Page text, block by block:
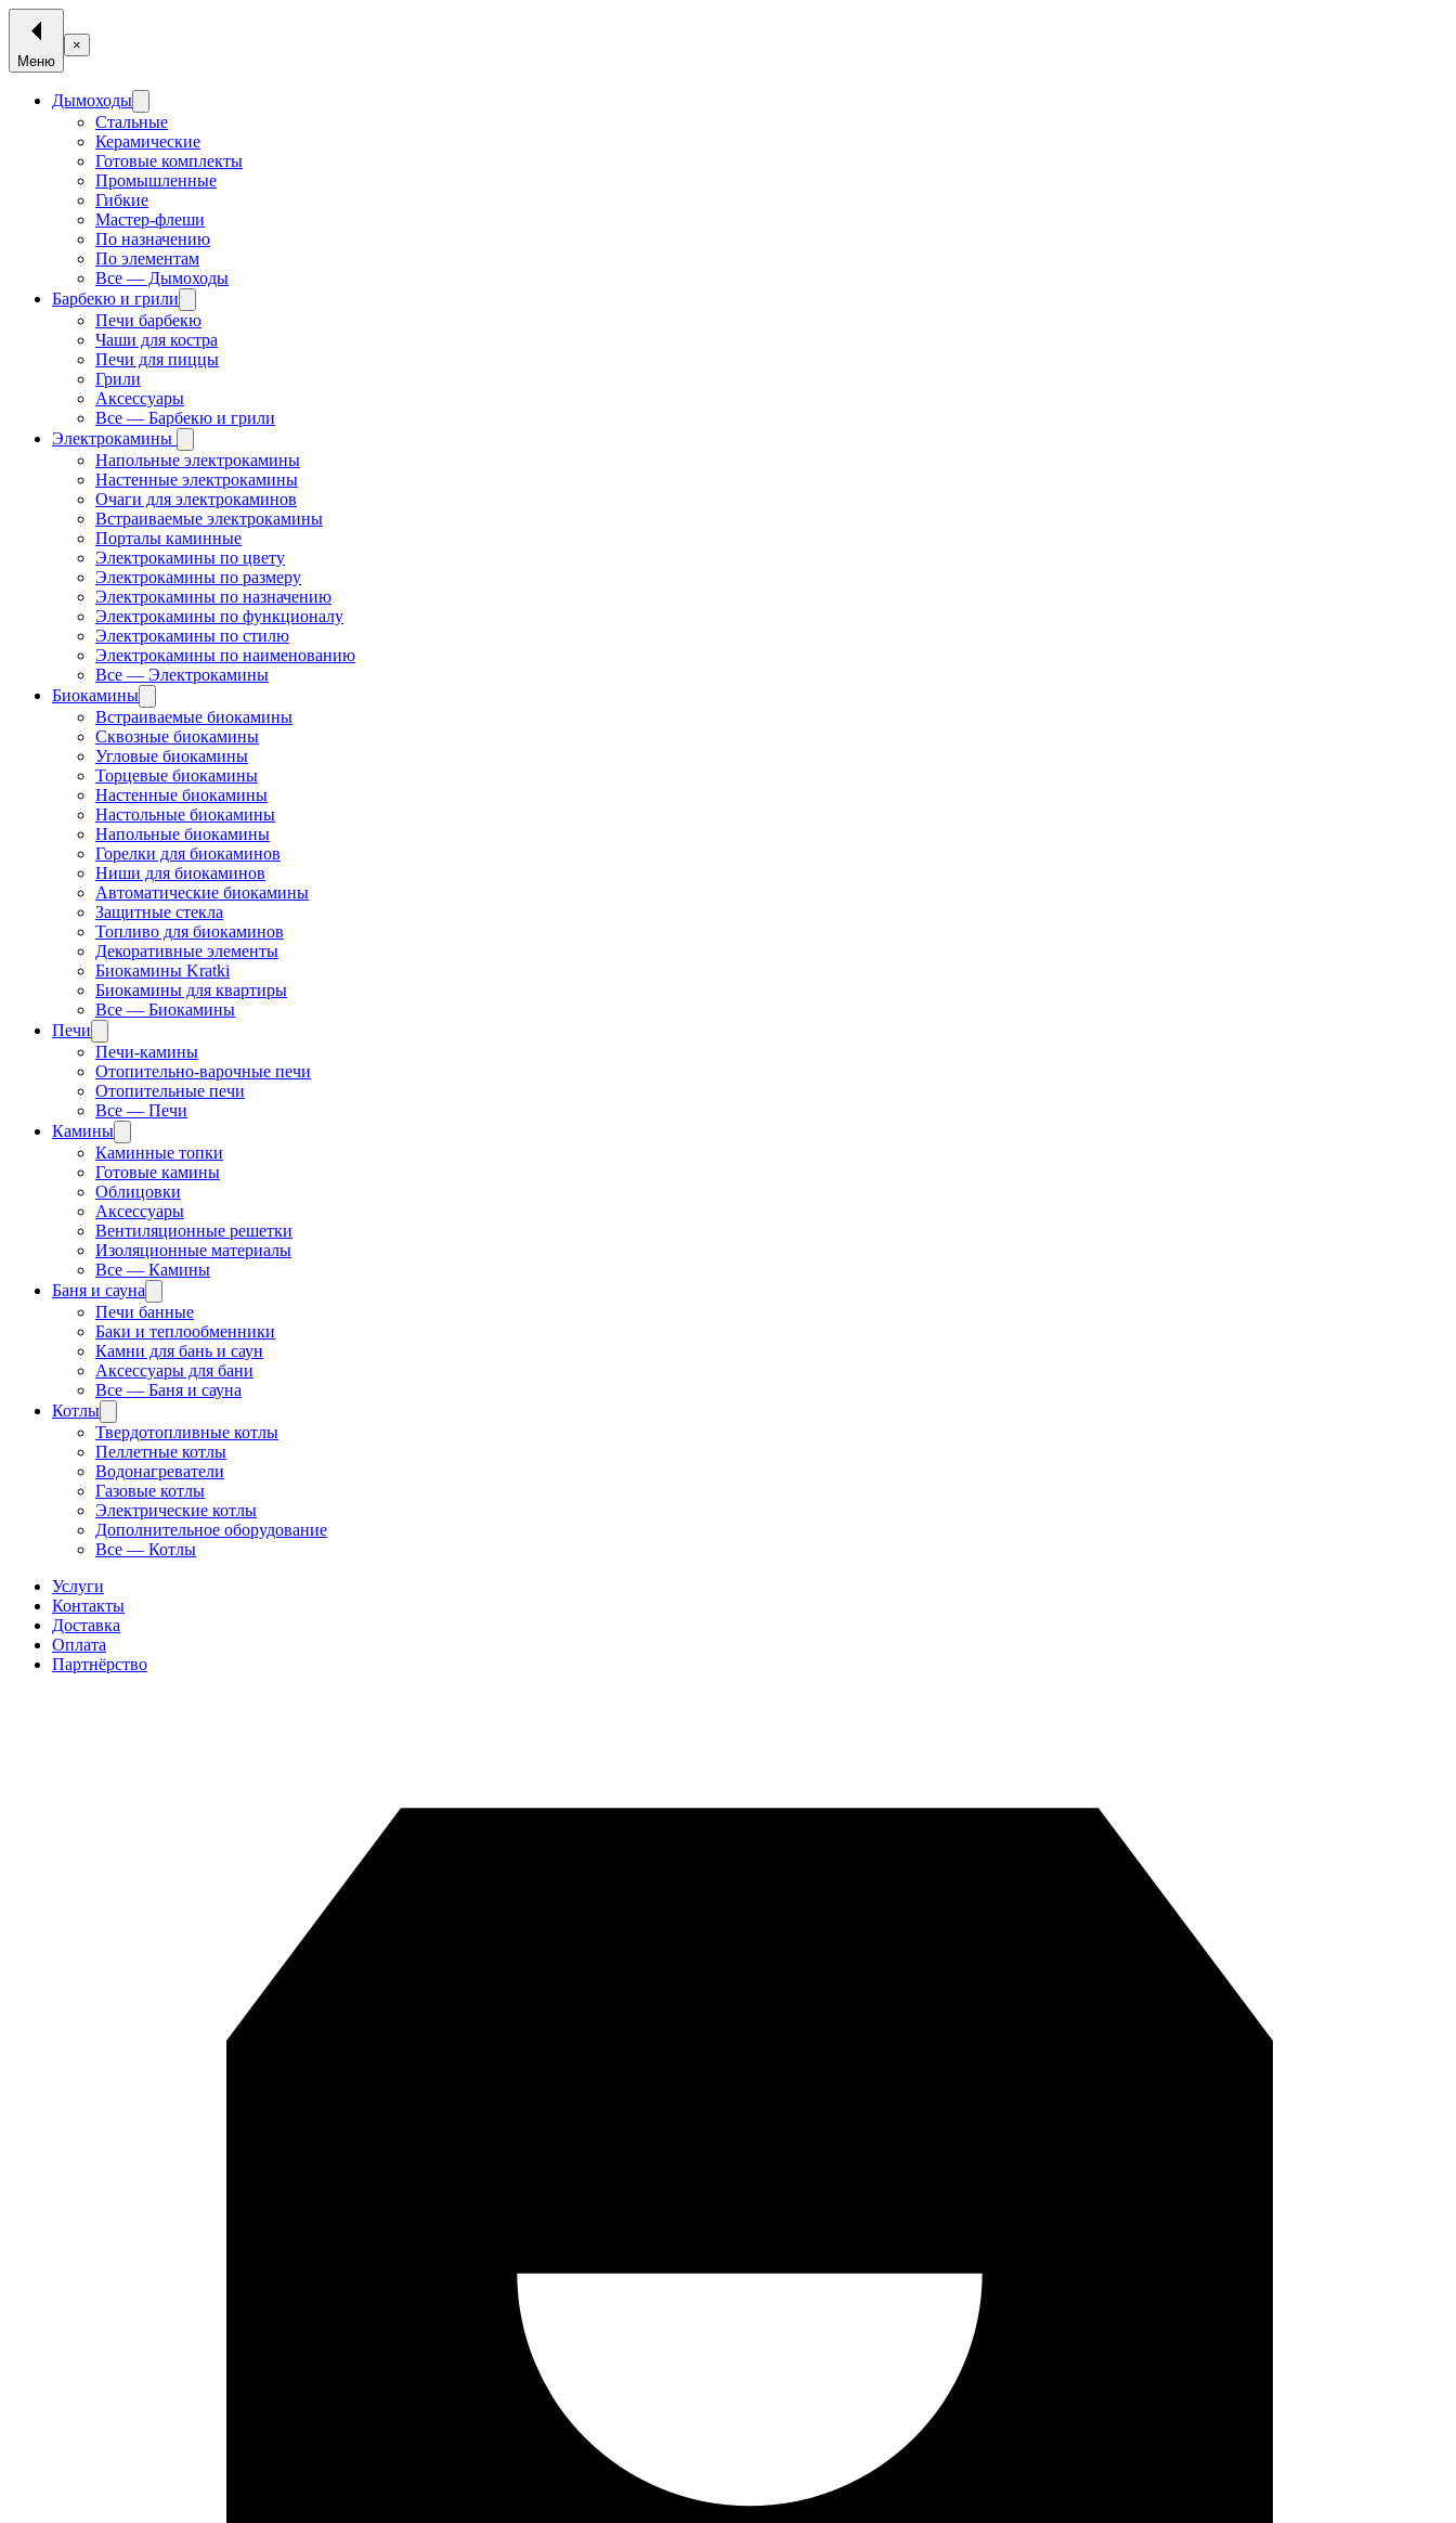
Меню
×
Дымоходы
Стальные
Керамические
Готовые комплекты
Промышленные
Гибкие
Мастер-флеши
По назначению
По элементам
Все — Дымоходы
Барбекю и грили
Печи барбекю
Чаши для костра
Печи для пиццы
Грили
Аксессуары
Все — Барбекю и грили
Электрокамины
Напольные электрокамины
Настенные электрокамины
Очаги для электрокаминов
Встраиваемые электрокамины
Порталы каминные
Электрокамины по цвету
Электрокамины по размеру
Электрокамины по назначению
Электрокамины по функционалу
Электрокамины по стилю
Электрокамины по наименованию
Все — Электрокамины
Биокамины
Встраиваемые биокамины
Сквозные биокамины
Угловые биокамины
Торцевые биокамины
Настенные биокамины
Настольные биокамины
Напольные биокамины
Горелки для биокаминов
Ниши для биокаминов
Автоматические биокамины
Защитные стекла
Топливо для биокаминов
Декоративные элементы
Биокамины Kratki
Биокамины для квартиры
Все — Биокамины
Печи
Печи-камины
Отопительно-варочные печи
Отопительные печи
Все — Печи
Камины
Каминные топки
Готовые камины
Облицовки
Аксессуары
Вентиляционные решетки
Изоляционные материалы
Все — Камины
Баня и сауна
Печи банные
Баки и теплообменники
Камни для бань и саун
Аксессуары для бани
Все — Баня и сауна
Котлы
Твердотопливные котлы
Пеллетные котлы
Водонагреватели
Газовые котлы
Электрические котлы
Дополнительное оборудование
Все — Котлы
Услуги
Контакты
Доставка
Оплата
Партнёрство